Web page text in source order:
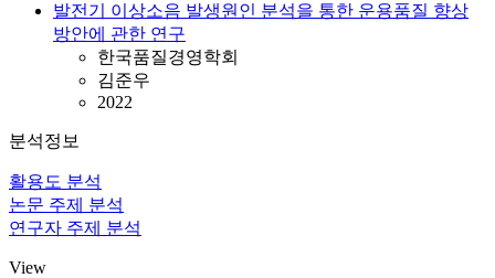
발전기 이상소음 발생원인 분석을 통한 운용품질 향상
방안에 관한 연구
한국품질경영학회
김준우
2022
분석정보
활용도 분석
논문 주제 분석
연구자 주제 분석
View